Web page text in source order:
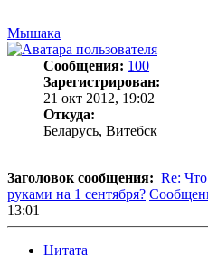
Мышака
Сообщения: 100
Зарегистрирован:
21 окт 2012, 19:02
Откуда:
Беларусь, Витебск
Заголовок сообщения: Re:
руками на 1 сентября?
13:01
Цитата